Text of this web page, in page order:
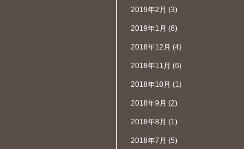
2019年2月 (3)
2019年1月 (6)
2018年12月 (4)
2018年11月 (6)
2018年10月 (1)
2018年9月 (2)
2018年8月 (1)
2018年7月 (5)